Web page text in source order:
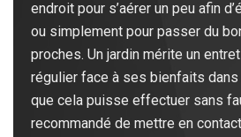
endroit pour s’aérer un peu afin
ou simplement pour passer du
proches. Un jardin mérite un
régulier face à ses bienfaits dans
que cela puisse effectuer sans
recommandé de mettre en